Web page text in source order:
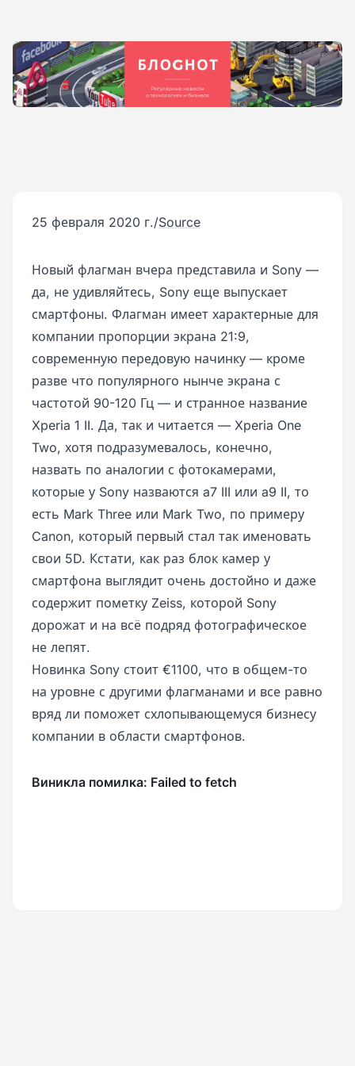
25 февраля 2020 г./Source
Новый флагман вчера представила и Sony —
да, не удивляйтесь, Sony еще выпускает
смартфоны. Флагман имеет характерные для
компании пропорции экрана 21:9,
современную передовую начинку — кроме
разве что популярного нынче экрана с
частотой 90-120 Гц — и странное название
Xperia 1 II. Да, так и читается — Xperia One
Two, хотя подразумевалось, конечно,
назвать по аналогии с фотокамерами,
которые у Sony назваются a7 III или a9 II, то
есть Mark Three или Mark Two, по примеру
Canon, который первый стал так именовать
свои 5D. Кстати, как раз блок камер у
смартфона выглядит очень достойно и даже
содержит пометку Zeiss, которой Sony
дорожат и на всё подряд фотографическое
не лепят.
Новинка Sony стоит €1100, что в общем-то
на уровне с другими флагманами и все равно
вряд ли поможет схлопывающемуся бизнесу
компании в области смартфонов.